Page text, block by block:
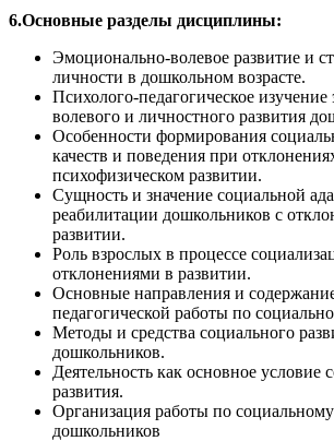
6.Основные разделы дисциплины:
Эмоционально-волевое развитие и
личности в дошкольном возрасте.
Психолого-педагогическое
волевого и личностного развития
Особенности формирования
качеств и поведения при
психофизическом развитии.
Сущность и значение социальной
реабилитации дошкольников с
развитии.
Роль взрослых в процессе
отклонениями в развитии.
Основные направления и
педагогической работы по
Методы и средства социального
дошкольников.
Деятельность как основное условие
развития.
Организация работы по
дошкольников